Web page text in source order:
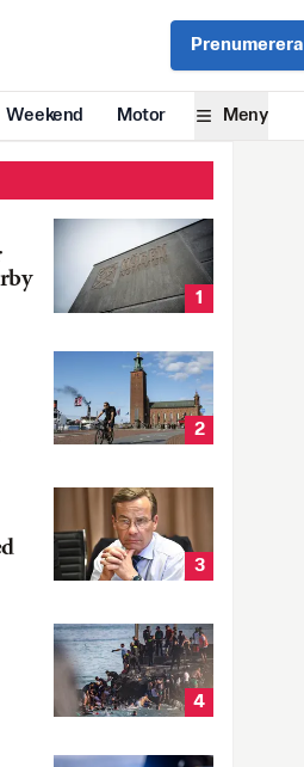
Prenumerera
Weekend Motor Meny
1
2
3
4